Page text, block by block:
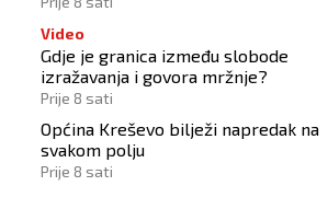
Video
Gdje je granica između slobode
izražavanja i govora mržnje?
Prije 8 sati
Općina Kreševo bilježi napredak na
svakom polju
Prije 8 sati